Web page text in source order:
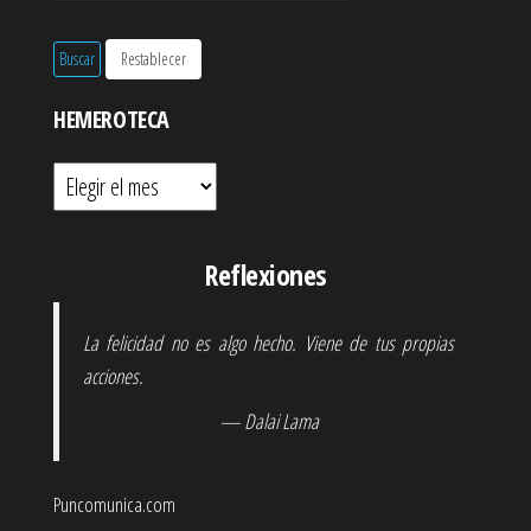
HEMEROTECA
Hemeroteca
Reflexiones
La felicidad no es algo hecho. Viene de tus propias
acciones.
— Dalai Lama
Puncomunica.com